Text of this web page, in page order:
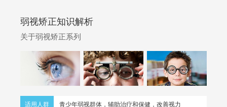
弱视矫正知识解析
关于弱视矫正系列
适用人群 青少年弱视群体，辅助治疗和保健，改善视力